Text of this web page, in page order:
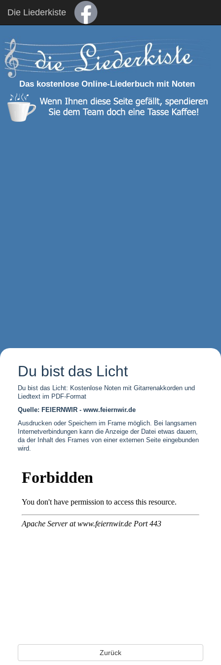
Die Liederkiste
Das kostenlose Online-Liederbuch mit Noten
Du bist das Licht
Du bist das Licht: Kostenlose Noten mit Gitarrenakkorden und
Liedtext im PDF-Format
Quelle: FEIERNWIR - www.feiernwir.de
Ausdrucken oder Speichern im Frame möglich. Bei langsamen
Internetverbindungen kann die Anzeige der Datei etwas dauern,
da der Inhalt des Frames von einer externen Seite eingebunden
wird.
Zurück